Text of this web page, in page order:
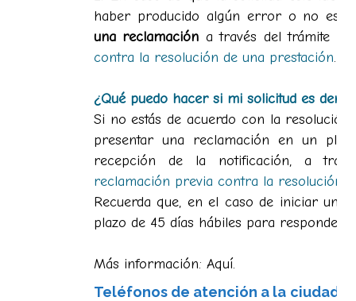
haber producido algún error o no
una reclamación a través del trámite
contra la resolución de una prestación.
¿Qué puedo hacer si mi solicitud es
Si no estás de acuerdo con la
presentar una reclamación en un
recepción de la notificación, a
reclamación previa contra la resolución
Recuerda que, en el caso de iniciar una
plazo de 45 días hábiles para responder
Más información: Aquí.
Teléfonos de atención a la